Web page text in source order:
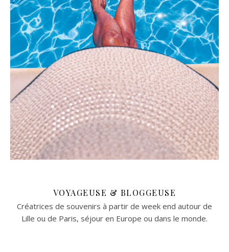
VOYAGEUSE & BLOGGEUSE
Créatrices de souvenirs à partir de week end autour de
Lille ou de Paris, séjour en Europe ou dans le monde.